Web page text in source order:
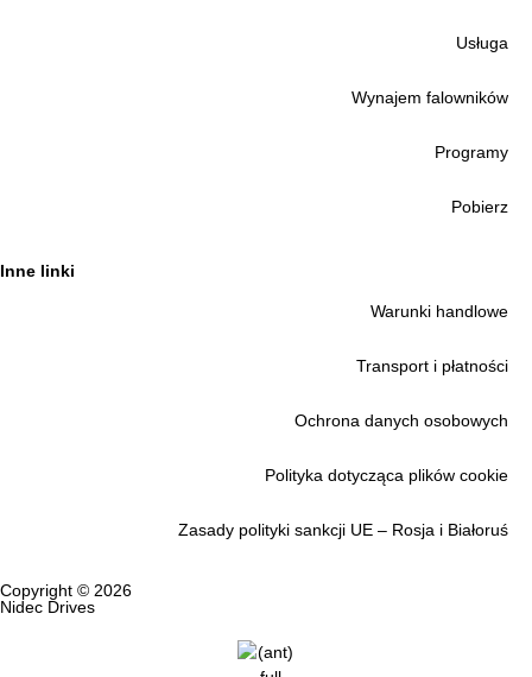
Usługa
Wynajem falowników
Programy
Pobierz
Inne linki
Warunki handlowe
Transport i płatności
Ochrona danych osobowych
Polityka dotycząca plików cookie
Zasady polityki sankcji UE – Rosja i Białoruś
Copyright © 2026
Nidec Drives